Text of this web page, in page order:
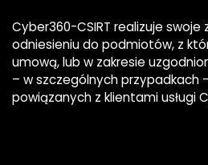
Cyber360-CSIRT realizuje swoje
odniesieniu do podmiotów, z
umową, lub w zakresie
– w szczególnych przypadkach
powiązanych z klientami usługi